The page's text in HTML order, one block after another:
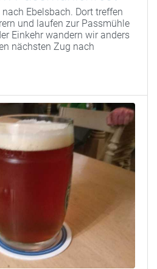
Ebelsbach. Dort treffen
und laufen zur Passmühle
Einkehr wandern wir anders
nächsten Zug nach